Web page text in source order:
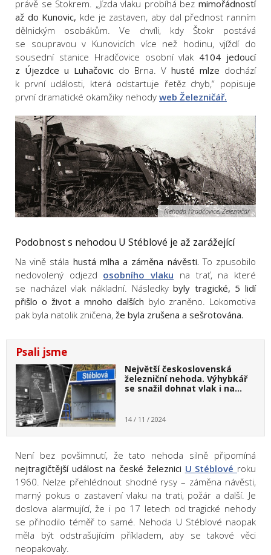
právě se Štokrem. „Jízda vlaku probíhá bezmimořádností
až do Kunovic, kde je zastaven, aby dal přednost ranním
dělnickým osobákům. Ve chvíli, kdy Štokr postává
se soupravou v Kunovicích více než hodinu, vjíždí do
sousední stanice Hradčovice osobní vlak 4104 jedoucí
z Újezdce u Luhačovic do Brna. V husté mlze dochází
k první události, která odstartuje řetěz chyb,“ popisuje
první dramatické okamžiky nehody web Železničář.
Nehoda Hradčovice, Železničář
Podobnost s nehodou U Stéblové je až zarážející
Na vině stála hustá mlha a záměna návěsti. To zpusobilo
nedovolený odjezd osobního vlaku na trať, na které
se nacházel vlak nákladní. Následkybyly tragické, 5 lidí
přišlo o život a mnoho dalších bylo zraněno. Lokomotiva
pak byla natolik zničena, že byla zrušena a sešrotována.
Psali jsme
Největší československá
železniční nehoda. Výhybkář
se snažil dohnat vlak i na…
14 / 11 / 2024
Není bez povšimnutí, že tato nehoda silně připomíná
nejtragičtější událost na české železnici U Stéblové roku
1960. Nelze přehlédnout shodné rysy – záměna návěsti,
marný pokus o zastavení vlaku na trati, požár a další. Je
doslova alarmující, že i po 17 letech od tragické nehody
se přihodilo téměř to samé. Nehoda U Stéblové naopak
měla být odstrašujícím příkladem, aby se takové věci
neopakovaly.